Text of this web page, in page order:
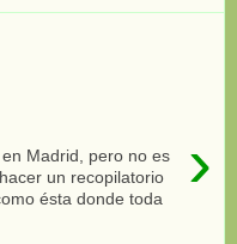
›
Madrid, pero no es
un recopilatorio
ésta donde toda